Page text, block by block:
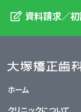
資料請求／
ホーム
クリニックについて